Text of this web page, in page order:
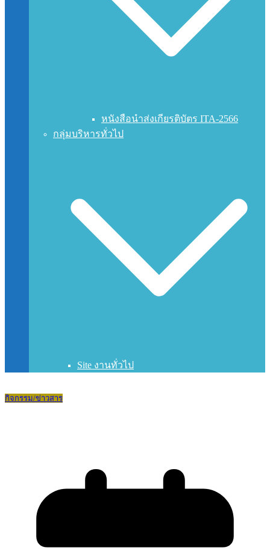
หนังสือนำส่งเกียรติบัตร ITA-2566
กลุ่มบริหารทั่วไป
Site งานทั่วไป
กิจกรรม/ข่าวสาร